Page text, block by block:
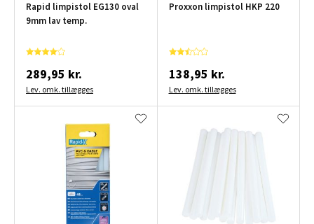
Rapid limpistol EG130 oval
9mm lav temp.
289,95 kr.
Lev. omk. tillægges
Proxxon limpistol HKP 220
138,95 kr.
Lev. omk. tillægges